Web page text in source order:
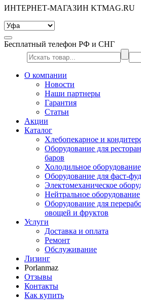
ИНТЕРНЕТ-МАГАЗИН KTMAG.RU
Бесплатный телефон РФ и СНГ
О компании
Новости
Наши партнеры
Гарантия
Статьи
Акции
Каталог
Хлебопекарное и
Оборудование для
баров
Холодильное
Оборудование для фаст-
Электомеханическое
Нейтральное оборудование
Оборудование для
овощей и фруктов
Услуги
Доставка и оплата
Ремонт
Обслуживание
Лизинг
Porlanmaz
Отзывы
Контакты
Как купить